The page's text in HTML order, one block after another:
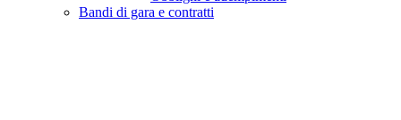
Bandi di gara e contratti